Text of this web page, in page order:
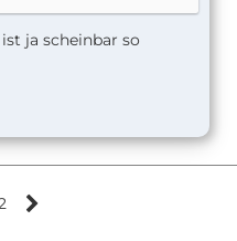
ja scheinbar so